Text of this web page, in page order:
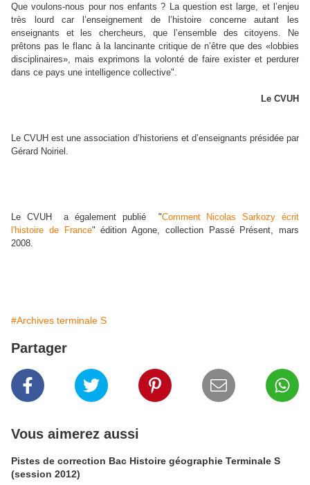
Que voulons-nous pour nos enfants ? La question est large, et l’enjeu
très lourd car l’enseignement de l’histoire concerne autant les
enseignants et les chercheurs, que l’ensemble des citoyens. Ne
prêtons pas le flanc à la lancinante critique de n’être que des «lobbies
disciplinaires», mais exprimons la volonté de faire exister et perdurer
dans ce pays une intelligence collective".
Le CVUH
Le CVUH est une association d’historiens et d’enseignants présidée par
Gérard Noiriel.
Le CVUH a également publié "Comment Nicolas Sarkozy écrit
l'histoire de France" édition Agone, collection Passé Présent, mars
2008.
#Archives terminale S
Partager
Vous aimerez aussi
Pistes de correction Bac Histoire géographie Terminale S
(session 2012)